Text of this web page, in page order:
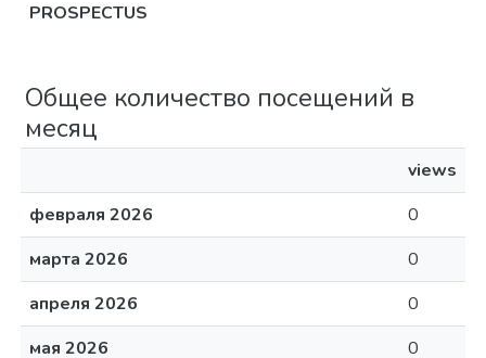
PROSPECTUS
Общее количество посещений в
месяц
views
февраля 2026
0
марта 2026
0
апреля 2026
0
мая 2026
0